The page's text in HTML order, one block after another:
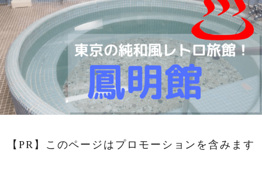
【PR】このページはプロモーションを含みます